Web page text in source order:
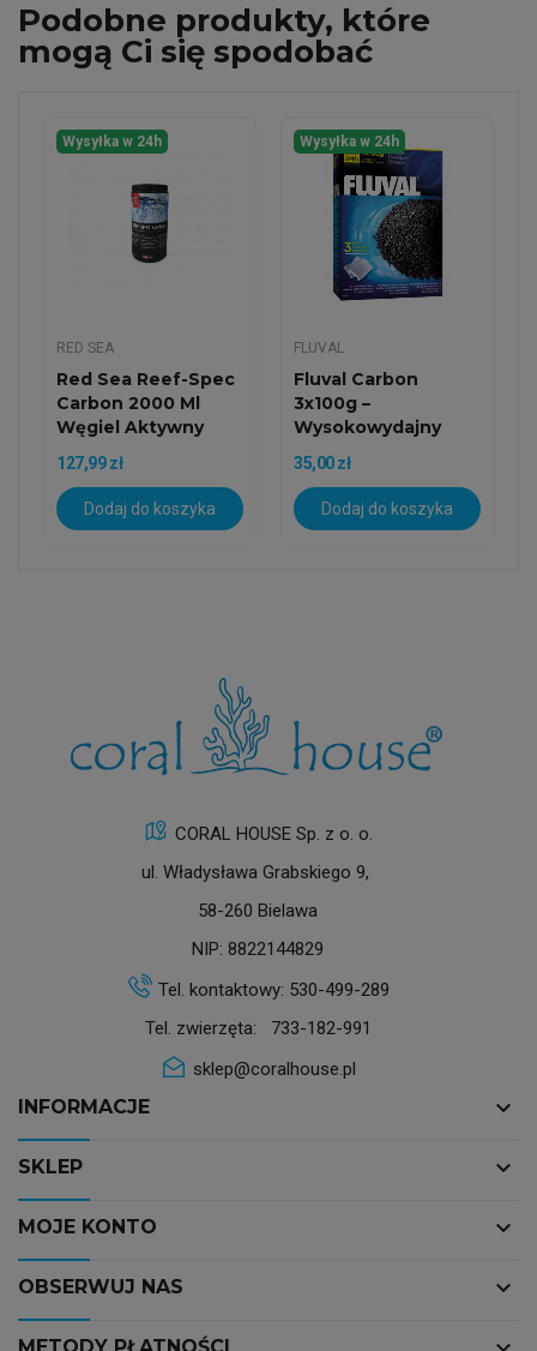
Podobne produkty, które
mogą Ci się spodobać
Wysyłka w 24h
RED SEA
Red Sea Reef-Spec
Carbon 2000 Ml
Węgiel Aktywny
Do...
127,99 zł
Dodaj do koszyka
Wysyłka w 24h
FLUVAL
Fluval Carbon
3x100g –
Wysokowydajny
Węgiel Aktywny W...
35,00 zł
Dodaj do koszyka
CORAL HOUSE Sp. z o. o.
ul. Władysława Grabskiego 9,
58-260 Bielawa
NIP: 8822144829
Tel. kontaktowy: 530-499-289
Tel. zwierzęta: 733-182-991
sklep@coralhouse.pl
INFORMACJE keyboard_arrow_down
SKLEP keyboard_arrow_down
MOJE KONTO keyboard_arrow_down
OBSERWUJ NAS keyboard_arrow_down